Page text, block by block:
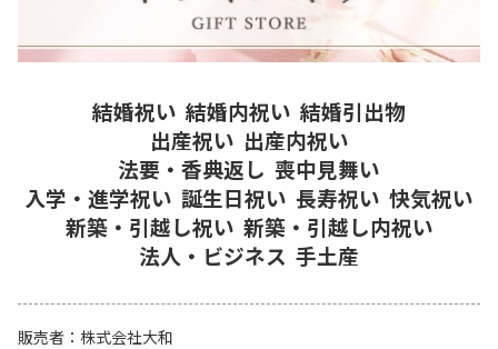
結婚祝い 結婚内祝い 結婚引出物
出産祝い 出産内祝い
法要・香典返し 喪中見舞い
入学・進学祝い 誕生日祝い 長寿祝い 快気祝い
新築・引越し祝い 新築・引越し内祝い
法人・ビジネス 手土産
販売者
株式会社大和